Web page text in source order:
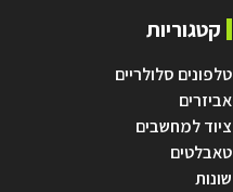
קטגוריות
טלפונים סלולריים
אביזרים
ציוד למחשבים
טאבלטים
שונות